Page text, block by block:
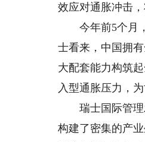
效应对通胀冲击
今年前5个月，
士看来，中国拥
大配套能力构筑
入型通胀压力，
瑞士国际管理发
构建了密集的产